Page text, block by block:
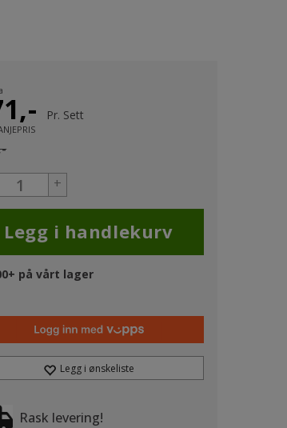
Pr. Sett
+
på vårt lager
Legg i ønskeliste
Rask levering!